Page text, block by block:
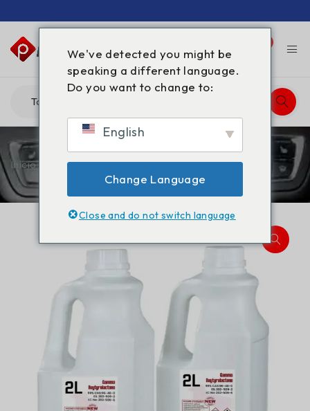
Início PRODUTOS / Gama-butirolactona GBL 2L
We've detected you might be
speaking a different language.
Do you want to change to:
English
Change Language
Close and do not switch language